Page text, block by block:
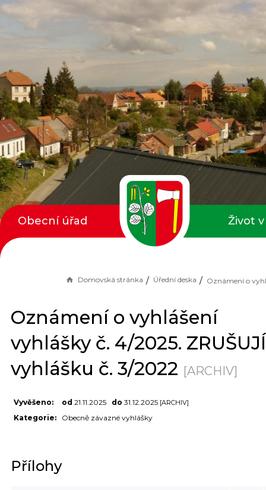
Domovská stránka Úřední deska
Oznámení o vyhlášení
vyhlášky č. 4/2025.
vyhlášku č. 3/2022 [ARCHIV]
Vyvěšeno: od 21.11.2025 do 31.12.2025 [ARCHIV]
Kategorie: Obecně závazné vyhlášky
Přílohy
Obecní úřad Život